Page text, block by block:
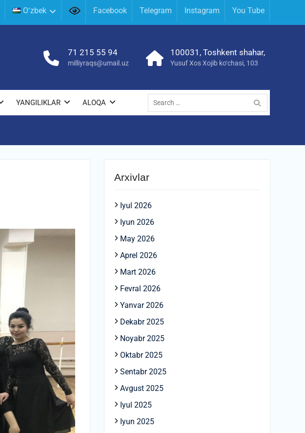
Oʻzbek Facebook Telegram Instagram You Tube
71 215 55 94
milliyraqs@umail.uz
100031, Toshkent shahar,
Yusuf Xos Xojib ko‘chasi, 103
YANGILIKLAR ALOQA
Search
for:
Arxivlar
Iyul 2026
Iyun 2026
May 2026
Aprel 2026
Mart 2026
Fevral 2026
Yanvar 2026
Dekabr 2025
Noyabr 2025
Oktabr 2025
Sentabr 2025
Avgust 2025
Iyul 2025
Iyun 2025